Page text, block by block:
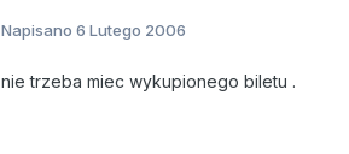
Napisano 6 Lutego 2006
nie trzeba miec wykupionego biletu .